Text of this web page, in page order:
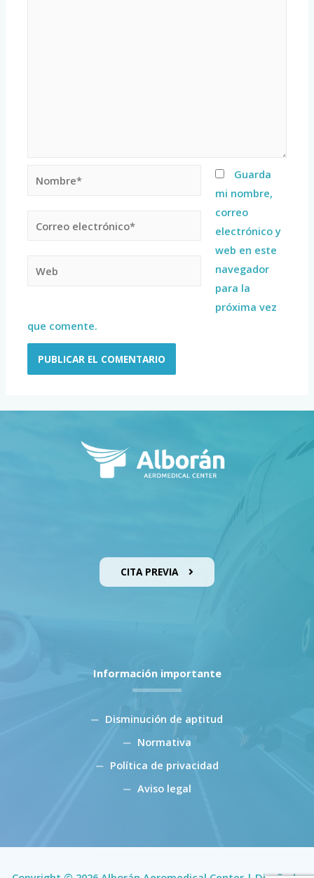
Guarda
mi nombre,
correo
electrónico y
web en este
navegador
para la
próxima vez
que comente.
CITA PREVIA
Información importante
Disminución de aptitud
Normativa
Política de privacidad
Aviso legal